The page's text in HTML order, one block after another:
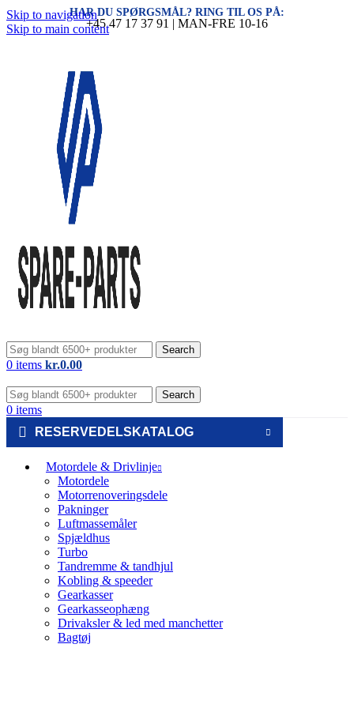
Skip to navigation
Skip to main content
HAR DU SPØRGSMÅL? RING TIL OS PÅ:
+45 47 17 37 91 | MAN-FRE 10-16
Search
0 items kr.0.00
Search
0 items
RESERVEDELSKATALOG
Motordele & Drivlinje
Motordele
Motorrenoveringsdele
Pakninger
Luftmassemåler
Spjældhus
Turbo
Tandremme & tandhjul
Kobling & speeder
Gearkasser
Gearkasseophæng
Drivaksler & led med manchetter
Bagtøj